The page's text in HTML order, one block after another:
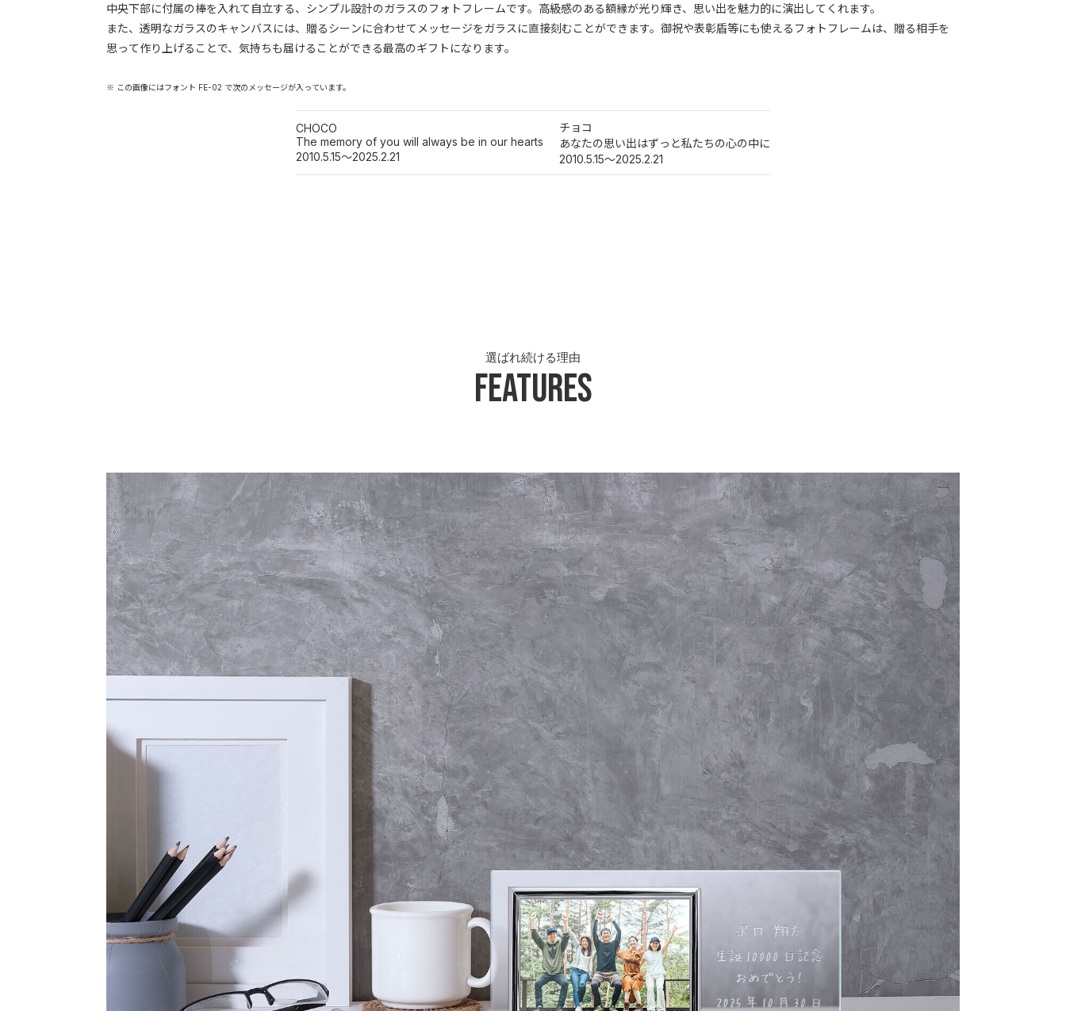
中央下部に付属の棒を入れて自立する、シンプル設計のガラスのフォトフレームです。高級感のある額縁が光り輝き、思い出を魅力的に演出してくれます。
また、透明なガラスのキャンバスには、贈るシーンに合わせてメッセージをガラスに直接刻むことができます。御祝や表彰盾等にも使えるフォトフレームは、贈る相手を
思って作り上げることで、気持ちも届けることができる最高のギフトになります。
※ この画像にはフォント FE-02 で次のメッセージが入っています。
CHOCO
The memory of you will always be in our hearts
2010.5.15～2025.2.21
チョコ
あなたの思い出はずっと私たちの心の中に
2010.5.15～2025.2.21
Features
選ばれ続ける理由